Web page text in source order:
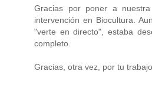
Gracias por poner a
intervención en Biocultura.
"verte en directo", estaba
completo.
Gracias, otra vez, por tu trabajo.